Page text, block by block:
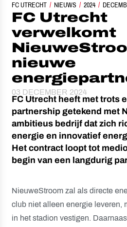
FC UTRECHT NIEUWS 2024
FC UTRECHT VERWELKOMT
FC Utrecht
verwelkomt
nieuwe
03 DECEMBER 2024
FC Utrecht heeft met trots
partnership getekend met
ambitieus bedrijf dat zich
energie en innovatief
Het contract loopt tot
begin van een langdurig
NieuweStroom zal als directe
club niet alleen energie leveren,
in het stadion vestigen.